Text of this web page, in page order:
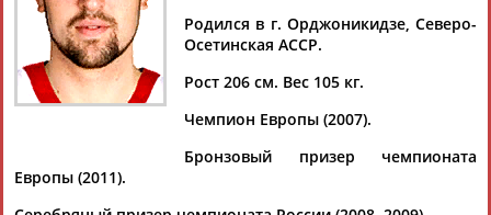
Дмитрий
АБАРЕНОВ
Тамилла
АБАСОВА
Рамазан
АБАЧАРАЕВ
Ростом
АБАШИДЗЕ
Родился в г. Орджоникидзе, Северо-
Осетинская АССР.
Рост 206 см. Вес 105 кг.
Чемпион Европы (2007).
Бронзовый призер чемпионата
Европы (2011).